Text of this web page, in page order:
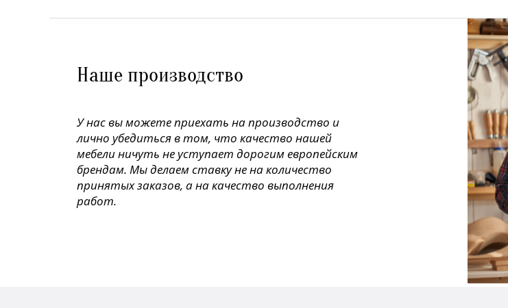
Наше производство
У нас вы можете приехать на производство и
лично убедиться в том, что качество нашей
мебели ничуть не уступает дорогим европейским
брендам. Мы делаем ставку не на количество
принятых заказов, а на качество выполнения
работ.